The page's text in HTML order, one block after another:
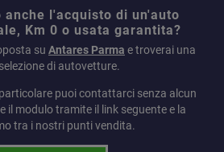
anche l'acquisto di un'auto
Km 0 o usata garantita?
su Antares Parma e troverai una
di autovetture.
puoi contattarci senza alcun
il modulo tramite il link seguente e la
tra i nostri punti vendita.